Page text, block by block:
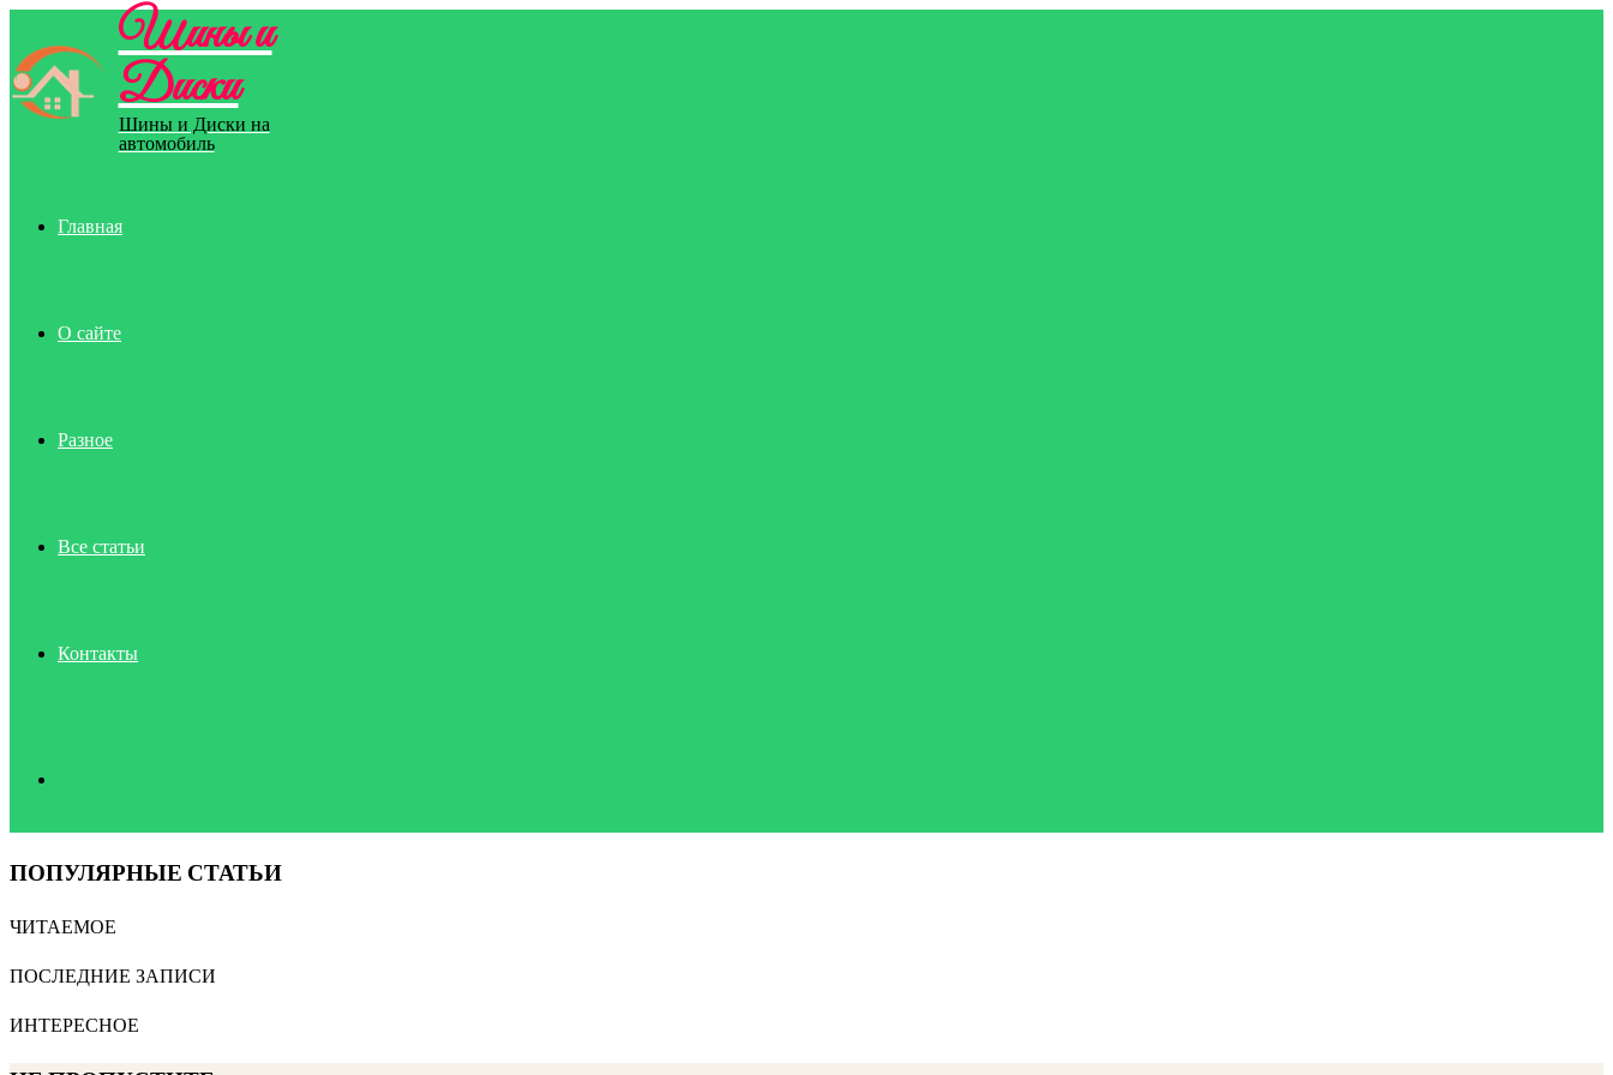
Menu
Шины и
Диски
Шины и Диски на
автомобиль
Главная
О сайте
Разное
Все статьи
Контакты
for
ПОПУЛЯРНЫЕ СТАТЬИ
ЧИТАЕМОЕ
ПОСЛЕДНИЕ ЗАПИСИ
ИНТЕРЕСНОЕ